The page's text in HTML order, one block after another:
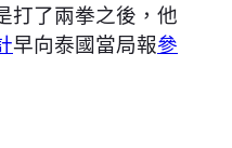
打了兩拳之後，他
早向泰國當局報參